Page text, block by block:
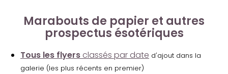
Marabouts de papier et autres
prospectus ésotériques
Tous les flyers classés par date d'ajout dans la
galerie (les plus récents en premier)